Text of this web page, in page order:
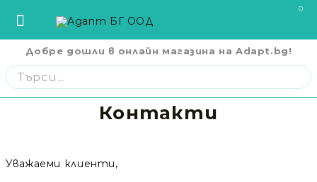
София ул. Три Уши 121
Пловдив
Варна ул. Илинден 9
жк. Славейков, бл. 157
В. Търново
София 02 442 0424
Варна 052 671144
Бургас 056 590 591
В. Търново
0
Добре дошли в онлайн магазина на Adapt.bg!
Контакти
Уважаеми клиенти,